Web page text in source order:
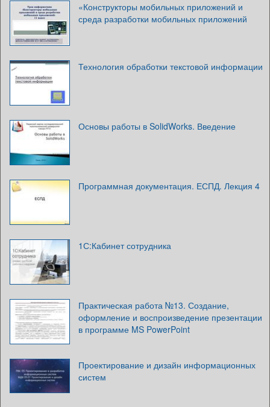
«Конструкторы мобильных приложений и
среда разработки мобильных приложений
Технология обработки текстовой информации
Основы работы в SolidWorks. Введение
Программная документация. ЕСПД. Лекция 4
1С:Кабинет сотрудника
Практическая работа №13. Создание,
оформление и воспроизведение презентации
в программе MS PowerPoint
Проектирование и дизайн информационных
систем